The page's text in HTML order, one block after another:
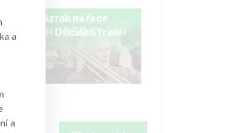
Sully: Zázrak na řece
Hudson - Oficiální Trailer
a
a